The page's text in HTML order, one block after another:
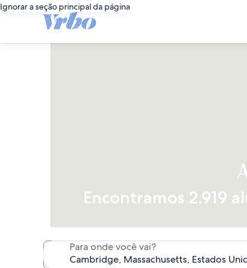
Ignorar a seção principal da página
Encontramos 2.919
Para onde você vai?